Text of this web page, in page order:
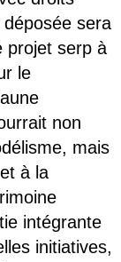
sera
projet serp à
le
non
mais
à la
intégrante
initiatives,